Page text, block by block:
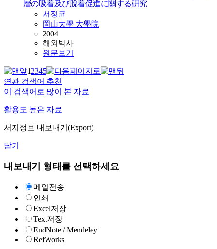
層の吸着及び脫着促進に關する硏究
서정균
岡山大學 大學院
2004
해외박사
원문보기
12345
연관 검색어 추천
이 검색어로 많이 본 자료
활용도 높은 자료
서지정보 내보내기(Export)
닫기
내보내기 형태를 선택하세요
메일전송
인쇄
Excel저장
Text저장
EndNote / Mendeley
RefWorks